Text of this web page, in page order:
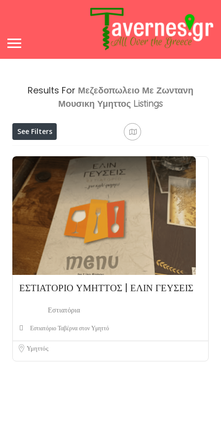
Results For Μεζεδοπωλειο Με Ζωντανη
Μουσικη Υμηττος Listings
See Filters
ΕΣΤΙΑΤΟΡΙΟ ΥΜΗΤΤΟΣ | ΕΛΙΝ ΓΕΥΣΕΙΣ
Εστιατόρια
Εστιατόριο Ταβέρνα στον Υμηττό
Υμηττός